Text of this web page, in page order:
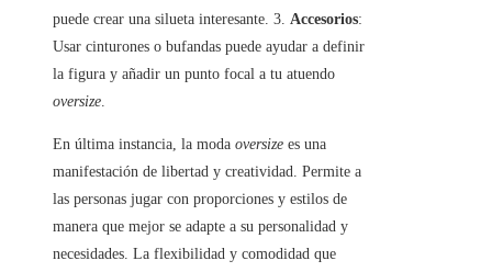
puede crear una silueta interesante. 3. Accesorios:
Usar cinturones o bufandas puede ayudar a definir
la figura y añadir un punto focal a tu atuendo
oversize.
En última instancia, la moda oversize es una
manifestación de libertad y creatividad. Permite a
las personas jugar con proporciones y estilos de
manera que mejor se adapte a su personalidad y
necesidades. La flexibilidad y comodidad que